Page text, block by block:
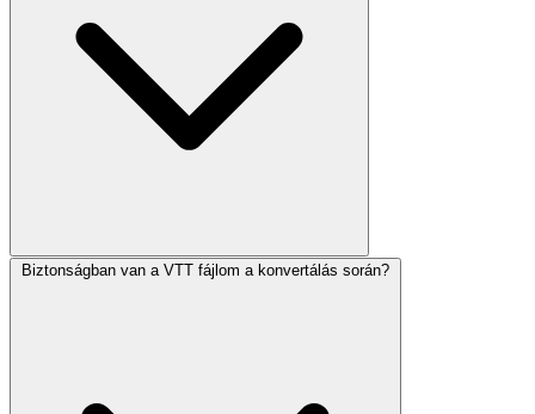
Biztonságban van a VTT fájlom a konvertálás során?